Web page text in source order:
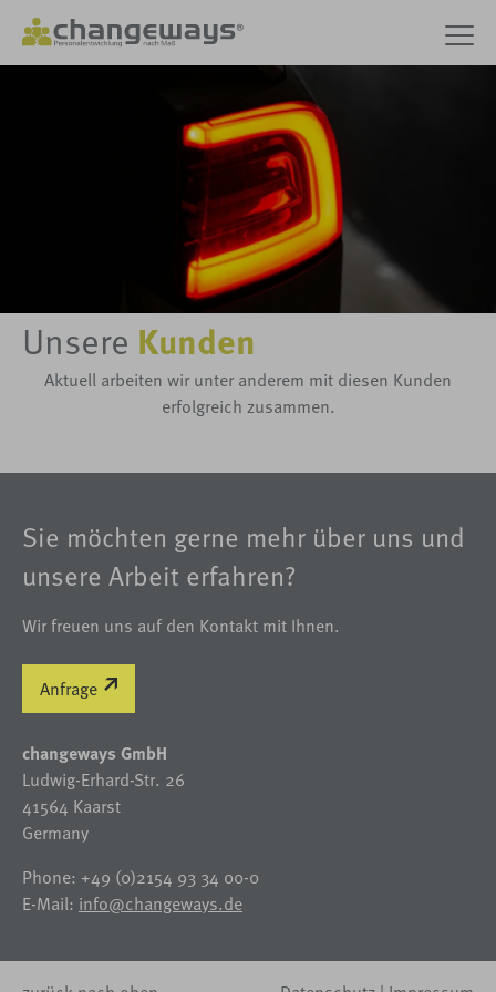
Unsere Kunden
Aktuell arbeiten wir unter anderem mit diesen Kunden
erfolgreich zusammen.
Sie möchten gerne mehr über uns und
unsere Arbeit erfahren?
Wir freuen uns auf den Kontakt mit Ihnen.
Anfrage
changeways GmbH
Ludwig-Erhard-Str. 26
41564 Kaarst
Germany
Phone: +49 (0)2154 93 34 00-0
E-Mail: info@changeways.de